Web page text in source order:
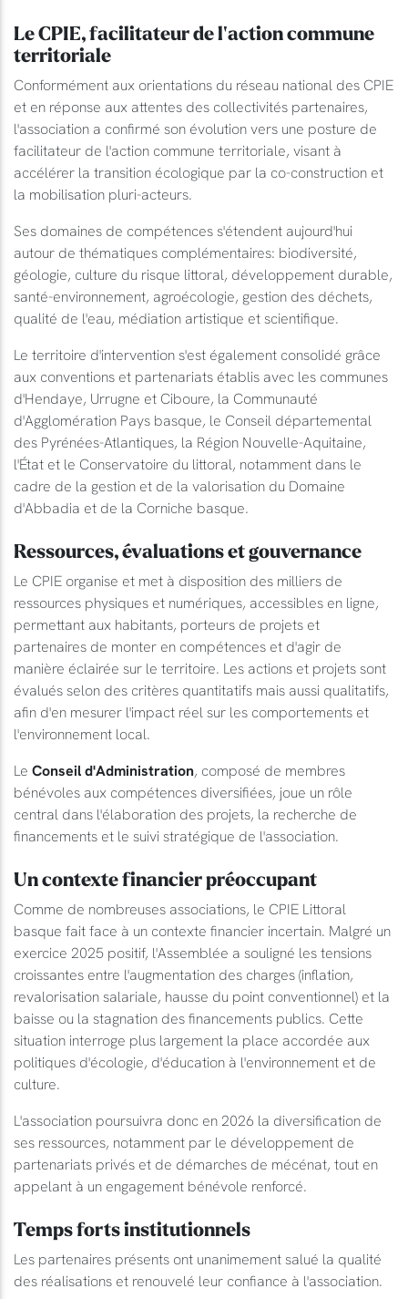
Le CPIE, facilitateur de l'action commune
territoriale
Conformément aux orientations du réseau national des CPIE
et en réponse aux attentes des collectivités partenaires,
l'association a confirmé son évolution vers une posture de
facilitateur de l'action commune territoriale, visant à
accélérer la transition écologique par la co-construction et
la mobilisation pluri-acteurs.
Ses domaines de compétences s'étendent aujourd'hui
autour de thématiques complémentaires: biodiversité,
géologie, culture du risque littoral, développement durable,
santé-environnement, agroécologie, gestion des déchets,
qualité de l'eau, médiation artistique et scientifique.
Le territoire d'intervention s'est également consolidé grâce
aux conventions et partenariats établis avec les communes
d'Hendaye, Urrugne et Ciboure, la Communauté
d'Agglomération Pays basque, le Conseil départemental
des Pyrénées-Atlantiques, la Région Nouvelle-Aquitaine,
l'État et le Conservatoire du littoral, notamment dans le
cadre de la gestion et de la valorisation du Domaine
d'Abbadia et de la Corniche basque.
Ressources, évaluations et gouvernance
Le CPIE organise et met à disposition des milliers de
ressources physiques et numériques, accessibles en ligne,
permettant aux habitants, porteurs de projets et
partenaires de monter en compétences et d'agir de
manière éclairée sur le territoire. Les actions et projets sont
évalués selon des critères quantitatifs mais aussi qualitatifs,
afin d'en mesurer l'impact réel sur les comportements et
l'environnement local.
Le Conseil d'Administration, composé de membres
bénévoles aux compétences diversifiées, joue un rôle
central dans l'élaboration des projets, la recherche de
financements et le suivi stratégique de l'association.
Un contexte financier préoccupant
Comme de nombreuses associations, le CPIE Littoral
basque fait face à un contexte financier incertain. Malgré un
exercice 2025 positif, l'Assemblée a souligné les tensions
croissantes entre l'augmentation des charges (inflation,
revalorisation salariale, hausse du point conventionnel) et la
baisse ou la stagnation des financements publics. Cette
situation interroge plus largement la place accordée aux
politiques d'écologie, d'éducation à l'environnement et de
culture.
L'association poursuivra donc en 2026 la diversification de
ses ressources, notamment par le développement de
partenariats privés et de démarches de mécénat, tout en
appelant à un engagement bénévole renforcé.
Temps forts institutionnels
Les partenaires présents ont unanimement salué la qualité
des réalisations et renouvelé leur confiance à l'association.